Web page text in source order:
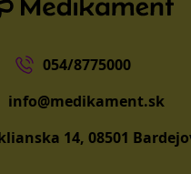
054/8775000
info@medikament.sk
14, 08501